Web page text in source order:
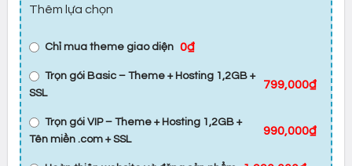
Thêm lựa chọn
Chỉ mua theme giao diện 0₫
Trọn gói Basic – Theme + Hosting 1,2GB +
SSL
799,000₫
Trọn gói VIP – Theme + Hosting 1,2GB +
Tên miền .com + SSL
990,000₫